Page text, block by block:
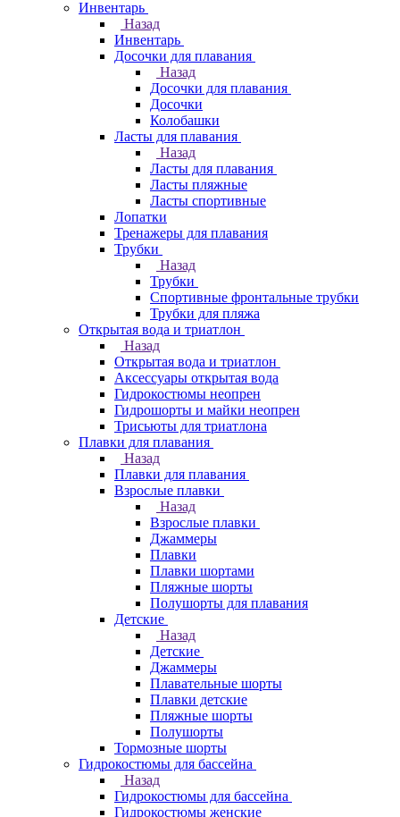
Инвентарь
Назад
Инвентарь
Досочки для плавания
Назад
Досочки для плавания
Досочки
Колобашки
Ласты для плавания
Назад
Ласты для плавания
Ласты пляжные
Ласты спортивные
Лопатки
Тренажеры для плавания
Трубки
Назад
Трубки
Спортивные фронтальные трубки
Трубки для пляжа
Открытая вода и триатлон
Назад
Открытая вода и триатлон
Аксессуары открытая вода
Гидрокостюмы неопрен
Гидрошорты и майки неопрен
Трисьюты для триатлона
Плавки для плавания
Назад
Плавки для плавания
Взрослые плавки
Назад
Взрослые плавки
Джаммеры
Плавки
Плавки шортами
Пляжные шорты
Полушорты для плавания
Детские
Назад
Детские
Джаммеры
Плавательные шорты
Плавки детские
Пляжные шорты
Полушорты
Тормозные шорты
Гидрокостюмы для бассейна
Назад
Гидрокостюмы для бассейна
Гидрокостюмы женские